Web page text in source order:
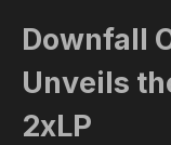
Downfall
Unveils
2xLP